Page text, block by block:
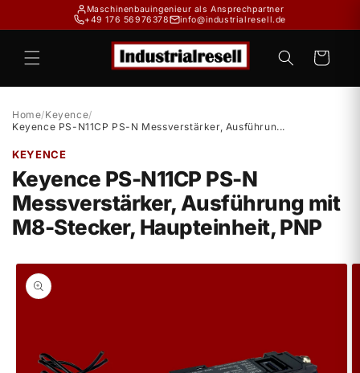
Inhalt
Maschinenbauingenieur als Ansprechpartner
+49 176 56976378
info@industrialresell.de
Warenkorb
Home/Keyence/
Keyence PS-N11CP PS-N Messverstärker, Ausführun...
KEYENCE
Keyence PS-N11CP PS-N
Messverstärker, Ausführung mit
M8-Stecker, Haupteinheit, PNP